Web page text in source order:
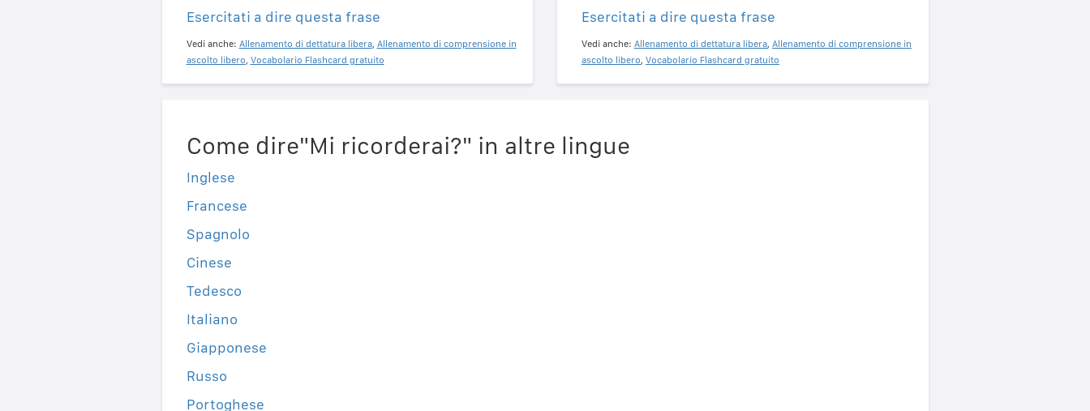
Esercitati a dire questa frase
Vedi anche: Allenamento di dettatura libera, Allenamento di comprensione in
ascolto libero, Vocabolario Flashcard gratuito
Esercitati a dire questa frase
Vedi anche: Allenamento di dettatura libera, Allenamento di comprensione in
ascolto libero, Vocabolario Flashcard gratuito
Come dire"Mi ricorderai?" in altre lingue
Inglese
Francese
Spagnolo
Cinese
Tedesco
Italiano
Giapponese
Russo
Portoghese